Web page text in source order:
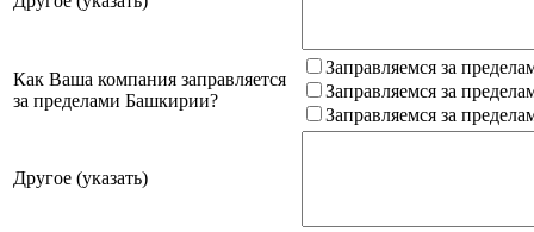
Как Ваша компания заправляется
за пределами Башкирии?
Заправляемся за
Заправляемся за
Заправляемся за
Другое (указать)